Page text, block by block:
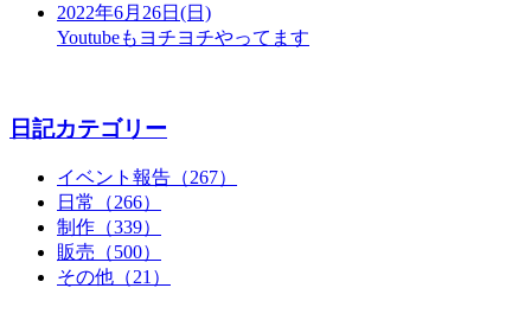
2022年6月26日(日)
Youtubeもヨチヨチやってます
日記カテゴリー
イベント報告（267）
日常（266）
制作（339）
販売（500）
その他（21）